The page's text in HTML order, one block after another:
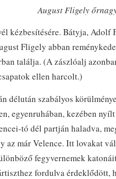
August Fligely
kézbesítésére. Bátyja, Adolf
Fligely abban
találja. (A zászlóalj
ellen harcolt.)
délután szabályos
egyenruhában, kezében
tó dél partján haladva,
az már Velence. Itt lovakat
fegyvernemek
fordulva érdeklődött,